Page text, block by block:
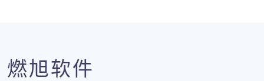
燃旭软件